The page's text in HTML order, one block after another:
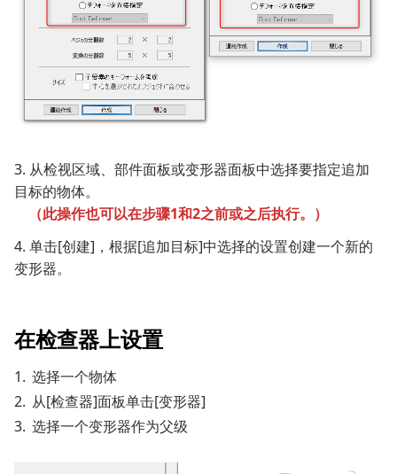
3. 从检视区域、部件面板或变形器面板中选择要指定追加
目标的物体。
（此操作也可以在步骤1和2之前或之后执行。）
4. 单击[创建]，根据[追加目标]中选择的设置创建一个新的
变形器。
在检查器上设置
选择一个物体
从[检查器]面板单击[变形器]
选择一个变形器作为父级